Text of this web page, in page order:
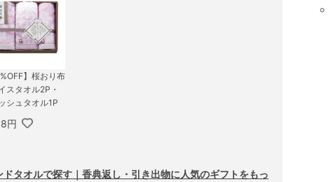
】桜おり布
スタオル2P・
シュタオル1P
円
タオルで探す｜香典返し・引き出物に人気のギフトをもっ